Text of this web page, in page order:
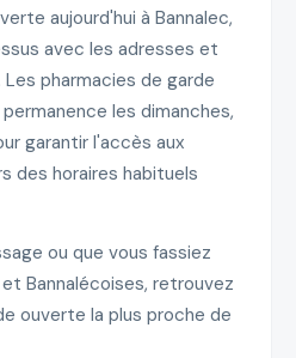
aujourd'hui à Bannalec,
avec les adresses et
pharmacies de garde
les dimanches,
garantir l'accès aux
des horaires habituels
ou que vous fassiez
Bannalécoises, retrouvez
ouverte la plus proche de